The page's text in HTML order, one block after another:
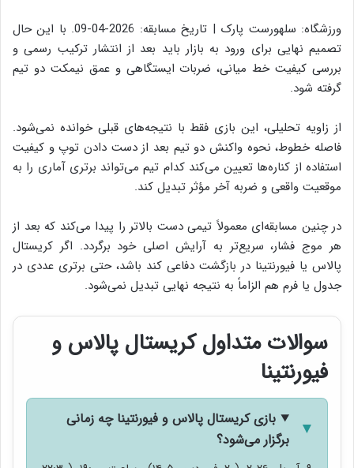
ورزشگاه: سلهورست پارک | تاریخ مسابقه: 2026-04-09. با این حال
تصمیم نهایی برای ورود به بازار باید بعد از انتشار ترکیب رسمی و
بررسی کیفیت خط میانی، ضربات ایستگاهی و عمق نیمکت دو تیم
گرفته شود.
از زاویه تحلیلی، این بازی فقط با نتیجه‌های قبلی خوانده نمی‌شود.
فاصله خطوط، نحوه واکنش دو تیم بعد از دست دادن توپ و کیفیت
استفاده از کناره‌ها تعیین می‌کند کدام تیم می‌تواند برتری آماری را به
موقعیت واقعی و ضربه آخر مؤثر تبدیل کند.
در چنین مسابقه‌ای معمولاً تیمی دست بالاتر را پیدا می‌کند که بعد از
هر موج فشار، سریع‌تر به آرایش اصلی خود برگردد. اگر کریستال
پالاس یا فیورنتینا در بازگشت دفاعی کند باشد، حتی برتری عددی در
جدول یا فرم هم الزاماً به نتیجه نهایی تبدیل نمی‌شود.
سوالات متداول کریستال پالاس و
فیورنتینا
بازی کریستال پالاس و فیورنتینا چه زمانی
برگزار می‌شود؟